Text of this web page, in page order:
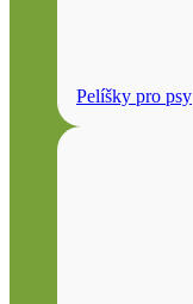
Pelíšky pro psy